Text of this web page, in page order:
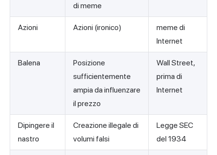
di meme
Azioni Azioni (ironico)
meme di
Internet
Balena
Posizione
sufficientemente
ampia da influenzare
il prezzo
Wall Street,
prima di
Internet
Dipingere il
nastro
Creazione illegale di
volumi falsi
Legge SEC
del 1934